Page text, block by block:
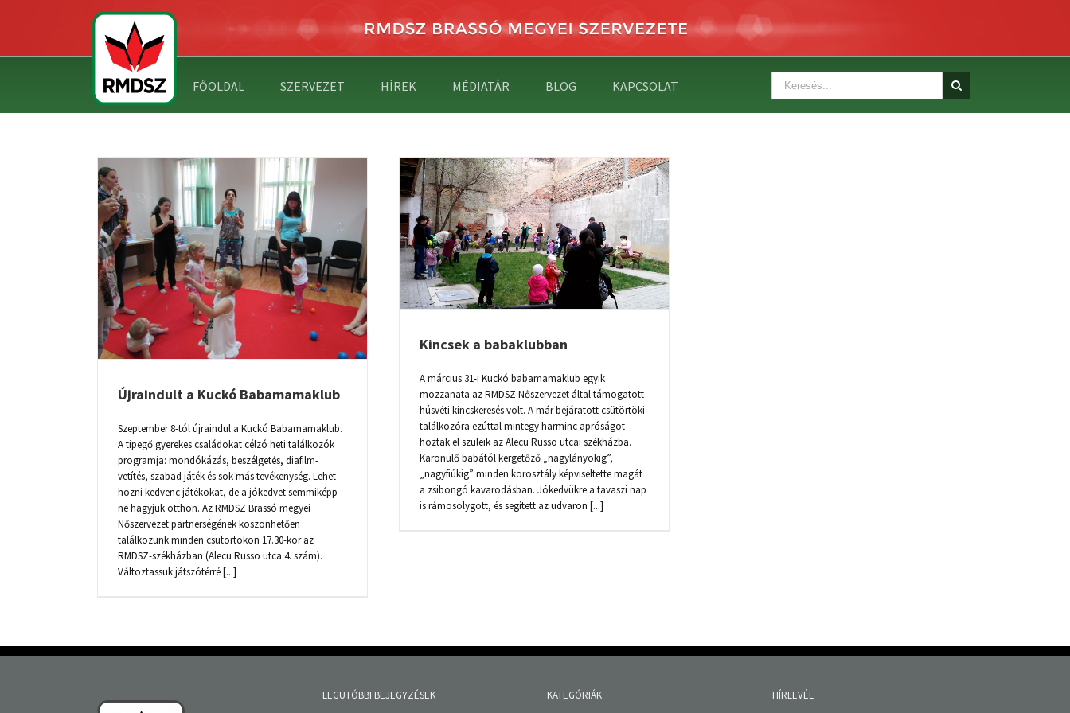
FŐOLDAL SZERVEZET HÍREK MÉDIATÁR BLOG KAPCSOLAT
Újraindult a Kuckó Babamamaklub
Szeptember 8-tól újraindul a Kuckó Babamamaklub.
A tipegő gyerekes családokat célzó heti találkozók
programja: mondókázás, beszélgetés, diafilm-
vetítés, szabad játék és sok más tevékenység. Lehet
hozni kedvenc játékokat, de a jókedvet semmiképp
ne hagyjuk otthon. Az RMDSZ Brassó megyei
Nőszervezet partnerségének köszönhetően
találkozunk minden csütörtökön 17.30-kor az
RMDSZ-székházban (Alecu Russo utca 4. szám).
Változtassuk játszótérré [...]
KINCSEK A BABAKLUBBAN
Kincsek a babaklubban
A március 31-i Kuckó babamamaklub egyik
mozzanata az RMDSZ Nőszervezet által támogatott
húsvéti kincskeresés volt. A már bejáratott csütörtöki
találkozóra ezúttal mintegy harminc apróságot
hoztak el szüleik az Alecu Russo utcai székházba.
Karonülő babától kergetőző „nagylányokig”,
„nagyfiúkig” minden korosztály képviseltette magát
a zsibongó kavarodásban. Jókedvükre a tavaszi nap
is rámosolygott, és segített az udvaron [...]
LEGUTÓBBI BEJEGYZÉSEK KATEGÓRIÁK HÍRLEVÉL